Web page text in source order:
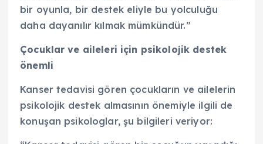
bir oyunla, bir destek eliyle bu yolculuğu
daha dayanılır kılmak mümkündür.”
Çocuklar ve aileleri için psikolojik destek
önemli
Kanser tedavisi gören çocukların ve ailelerin
psikolojik destek almasının önemiyle ilgili de
konuşan psikologlar, şu bilgileri veriyor: